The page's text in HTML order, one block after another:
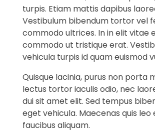
turpis. Etiam mattis dapibus
Vestibulum bibendum tortor vel
commodo ultrices. In in elit vitae
commodo ut tristique erat.
vehicula turpis id quam euismod
Quisque lacinia, purus non porta
lectus tortor iaculis odio, nec
dui sit amet elit. Sed tempus
eget vehicula. Maecenas quis leo
faucibus aliquam.